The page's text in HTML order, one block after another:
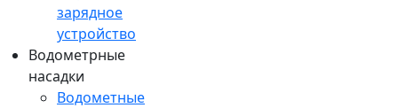
зарядное
устройство
Водометрные
насадки
Водометные